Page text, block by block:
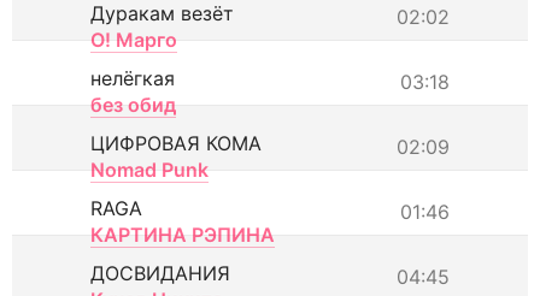
02:02
Дуракам везёт
О! Марго
03:18
нелёгкая
без обид
02:09
ЦИФРОВАЯ КОМА
Nomad Punk
01:46
RAGA
КАРТИНА РЭПИНА
04:45
ДОСВИДАНИЯ